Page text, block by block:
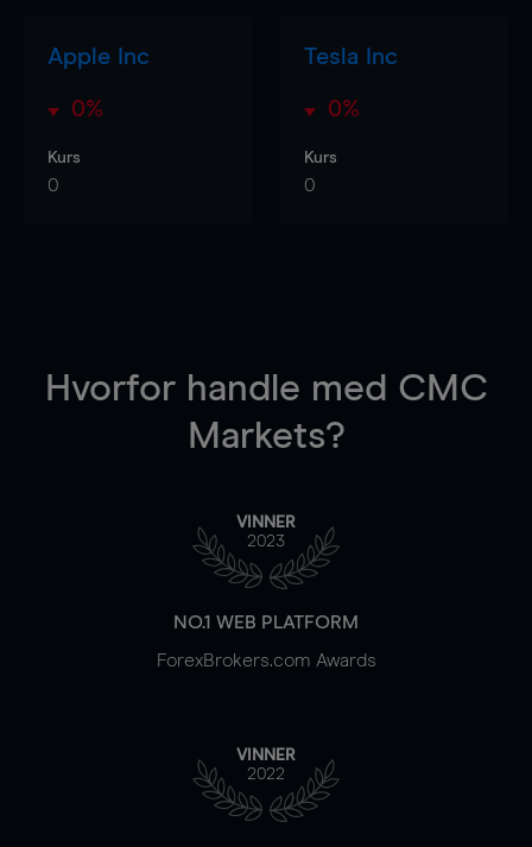
Apple Inc
0%
Kurs
0
Tesla Inc
0%
Kurs
0
Hvorfor handle med CMC
Markets?
VINNER
2023
NO.1 WEB PLATFORM
ForexBrokers.com Awards
VINNER
2022